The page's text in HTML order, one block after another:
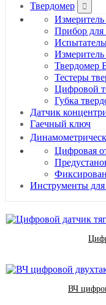
Твердомер
Прибор для
Измеритель
Твердомер
Тестеры
Цифровой
Губка
Датчик
Гаечный ключ
Цифровая
Инструменты
ВЧ